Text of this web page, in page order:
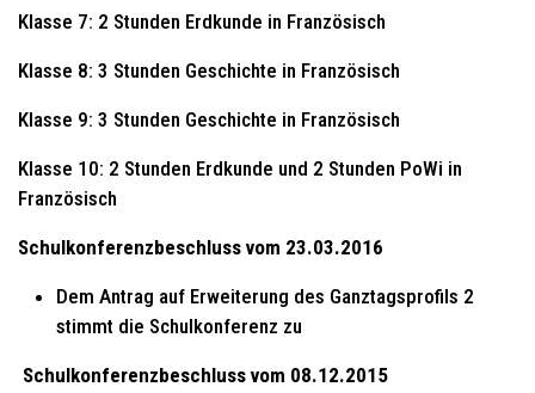
Klasse 7: 2 Stunden Erdkunde in Französisch
Klasse 8: 3 Stunden Geschichte in Französisch
Klasse 9: 3 Stunden Geschichte in Französisch
Klasse 10: 2 Stunden Erdkunde und 2 Stunden PoWi in
Französisch
Schulkonferenzbeschluss vom 23.03.2016
Dem Antrag auf Erweiterung des Ganztagsprofils 2
stimmt die Schulkonferenz zu
Schulkonferenzbeschluss vom 08.12.2015